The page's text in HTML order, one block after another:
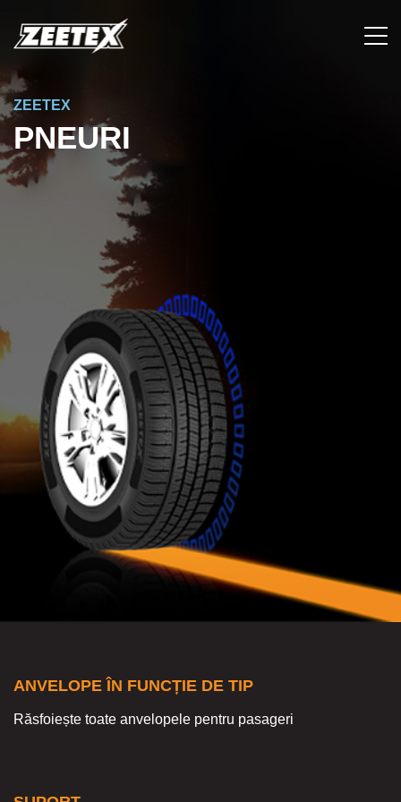
ZEETEX
PNEURI
ANVELOPE ÎN FUNCȚIE DE TIP
Răsfoiește toate anvelopele pentru pasageri